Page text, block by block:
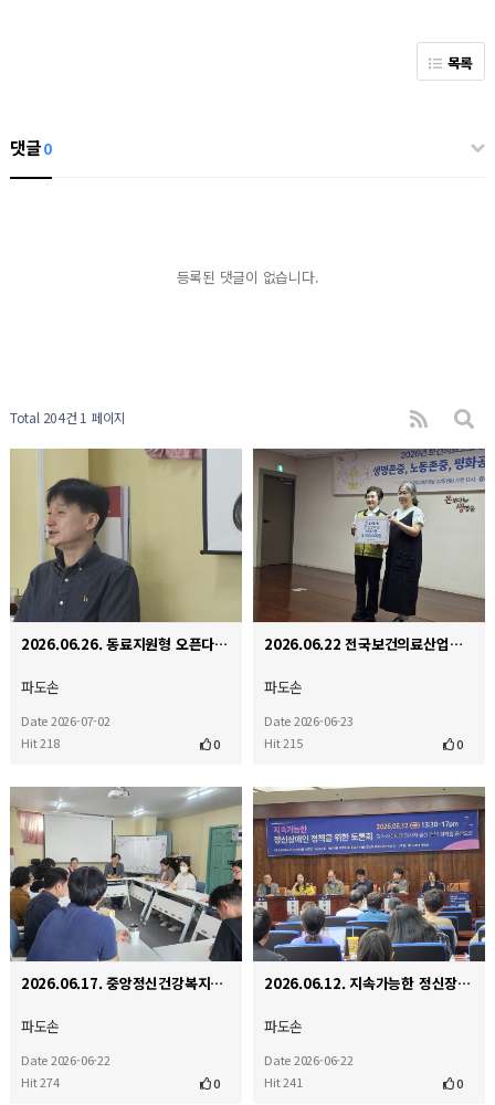
목록
댓글0
등록된 댓글이 없습니다.
Total 204건 1 페이지
2026.06.26. 동료지원형 오픈다이얼로그 인터비전 교육
파도손
Date 2026-07-02
Hit 218
0
2026.06.22 전국보건의료산업노동조합 기금 전달식
파도손
Date 2026-06-23
Hit 215
0
2026.06.17. 중앙정신건강복지사업지원단 간담회
파도손
Date 2026-06-22
Hit 274
0
2026.06.12. 지속가능한 정신장애인 정책을 위한 토론회
파도손
Date 2026-06-22
Hit 241
0